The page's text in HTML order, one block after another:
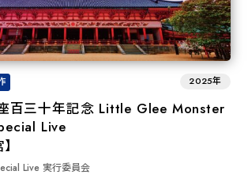
2025年
百三十年記念 Little Glee Monster
Live
Live 実⾏委員会